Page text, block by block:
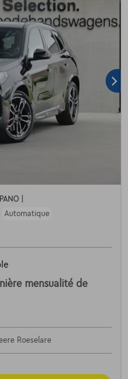
|
Automatique
mensualité de
Roeselare